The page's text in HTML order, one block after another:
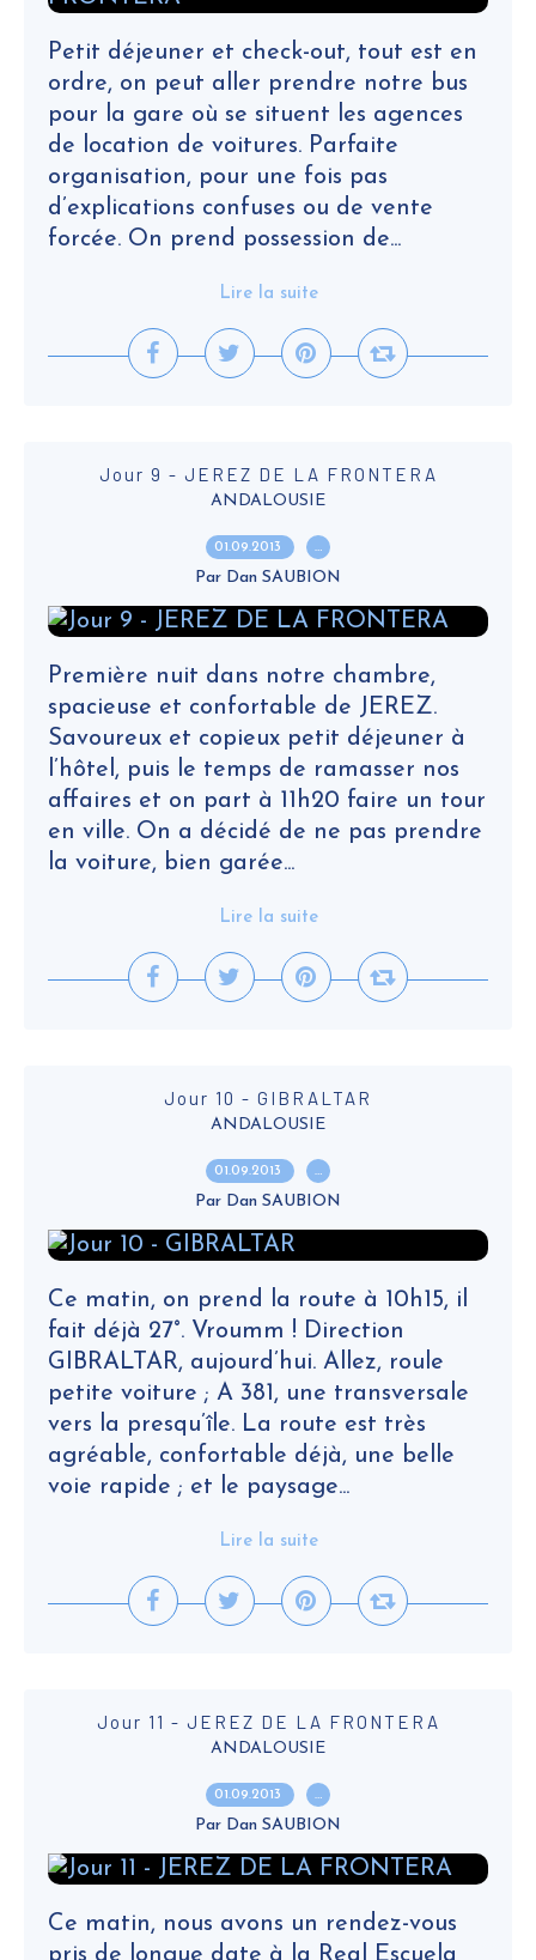
Petit déjeuner et check-out, tout est en
ordre, on peut aller prendre notre bus
pour la gare où se situent les agences
de location de voitures. Parfaite
organisation, pour une fois pas
d’explications confuses ou de vente
forcée. On prend possession de...
Lire la suite
Jour 9 - JEREZ DE LA FRONTERA
ANDALOUSIE
01.09.2013 …
Par Dan SAUBION
Première nuit dans notre chambre,
spacieuse et confortable de JEREZ.
Savoureux et copieux petit déjeuner à
l’hôtel, puis le temps de ramasser nos
affaires et on part à 11h20 faire un tour
en ville. On a décidé de ne pas prendre
la voiture, bien garée...
Lire la suite
Jour 10 - GIBRALTAR
ANDALOUSIE
01.09.2013 …
Par Dan SAUBION
Ce matin, on prend la route à 10h15, il
fait déjà 27°. Vroumm ! Direction
GIBRALTAR, aujourd’hui. Allez, roule
petite voiture ; A 381, une transversale
vers la presqu’île. La route est très
agréable, confortable déjà, une belle
voie rapide ; et le paysage...
Lire la suite
Jour 11 - JEREZ DE LA FRONTERA
ANDALOUSIE
01.09.2013 …
Par Dan SAUBION
Ce matin, nous avons un rendez-vous
pris de longue date à la Real Escuela